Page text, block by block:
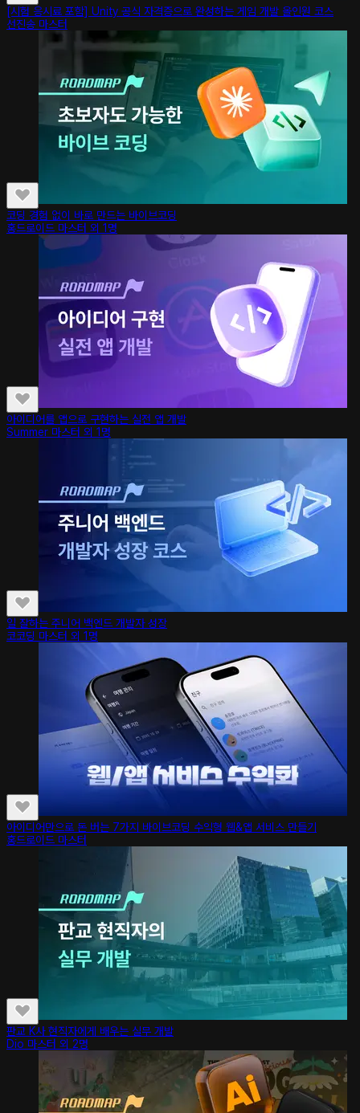
[시험 응시료 포함] Unity 공식 자격증으로 완성하는 게임 개발 올인원 코스
선진송 마스터
코딩 경험 없이 바로 만드는 바이브코딩
홍드로이드 마스터 외 1명
아이디어를 앱으로 구현하는 실전 앱 개발
Summer 마스터 외 1명
일 잘하는 주니어 백엔드 개발자 성장
코코딩 마스터 외 1명
아이디어만으로 돈 버는 7가지 바이브코딩 수익형 웹&앱 서비스 만들기
홍드로이드 마스터
판교 K사 현직자에게 배우는 실무 개발
Dio 마스터 외 2명